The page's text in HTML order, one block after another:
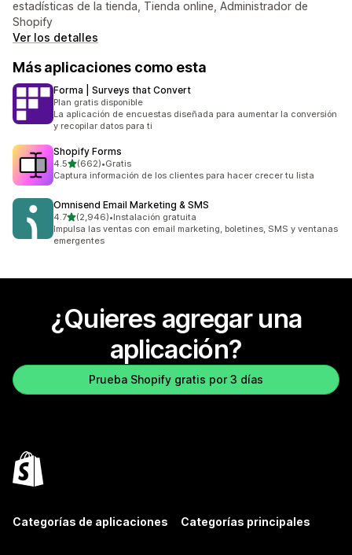
estadísticas de la tienda, Tienda online, Administrador de
Shopify
Ver los detalles
Más aplicaciones como esta
Forma | Surveys that Convert
Plan gratis disponible
La aplicación de encuestas diseñada para aumentar la conversión
y recopilar datos para ti
Shopify Forms
4.5de 5 estrellas
(662)
662 reseñas en total
•Gratis
Captura información de los clientes para hacer crecer tu lista
Omnisend Email Marketing & SMS
4.7de 5 estrellas
(2,946)
2946 reseñas en total
•Instalación gratuita
Impulsa las ventas con email marketing, boletines, SMS y ventanas
emergentes
¿Quieres agregar una
aplicación?
Prueba Shopify gratis por 3 días
Categorías de aplicaciones Categorías principales